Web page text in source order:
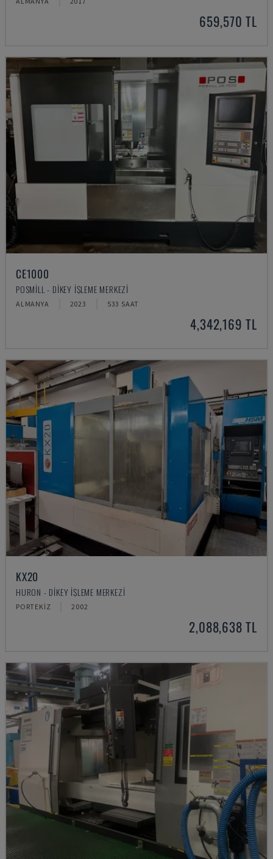
659,570 TL
CE1000
POSMILL - DIKEY İŞLEME MERKEZI
ALMANYA 2023 533 SAAT
4,342,169 TL
KX20
HURON - DIKEY İŞLEME MERKEZI
PORTEKIZ 2002
2,088,638 TL